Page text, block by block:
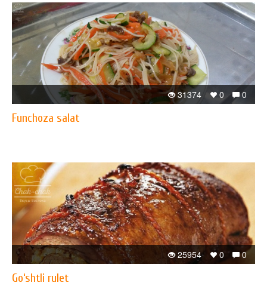
0
0
31374
Funchoza salat
0
0
25954
Go‘shtli rulet